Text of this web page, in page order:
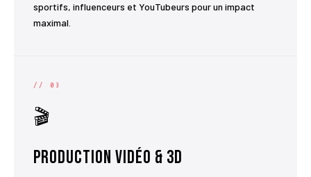
sportifs, influenceurs et YouTubeurs pour un impact
maximal.
// 03
🎬
Production Vidéo & 3D